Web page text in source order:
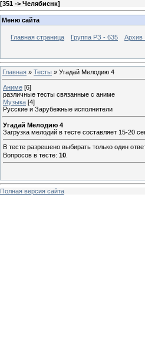
[351 -> Челябиснк]
Меню сайта
Главная страница Группа РЗ - 635 Архив
Главная » Тесты » Угадай Мелодию 4
Аниме [6]
различные тесты связанные с аниме
Музыка [4]
Русские и Зарубежные исполнители
Угадай Мелодию 4
Загрузка мелодий в тесте составляет 15-20
В тесте разрешено выбирать только один
Вопросов в тесте: 10
Полная версия сайта